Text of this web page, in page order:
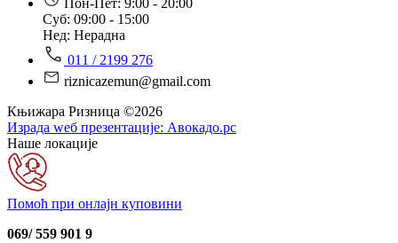
Пон-Пет: 9:00 - 20:00
Суб: 09:00 - 15:00
Нед: Нерадна
011 / 2199 276
riznicazemun@gmail.com
Књижара Ризница ©️2026
Израда wеб презентације: Авокадо.рс
Наше локације
Помоћ при онлајн куповини
069/ 559 901 9